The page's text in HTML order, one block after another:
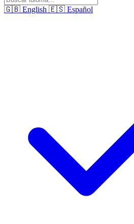
🇬🇧 English 🇪🇸 Español